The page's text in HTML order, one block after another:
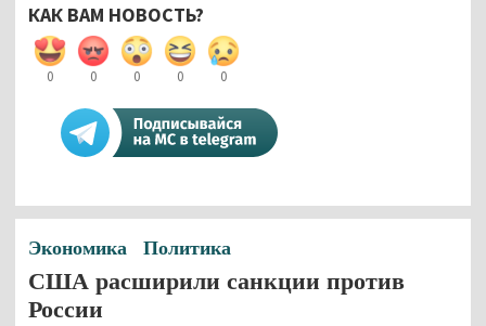
КАК ВАМ НОВОСТЬ?
0 0 0 0 0
Экономика Политика
США расширили санкции против
России